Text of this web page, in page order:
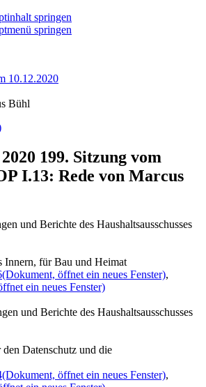
springen
springen
10.12.2020
Bühl
199. Sitzung vom
I.13: Rede von Marcus
und Berichte des Haushaltsausschusses
Innern, für Bau und Heimat
(Dokument, öffnet ein neues Fenster),
ein neues Fenster)
und Berichte des Haushaltsausschusses
Datenschutz und die
(Dokument, öffnet ein neues Fenster),